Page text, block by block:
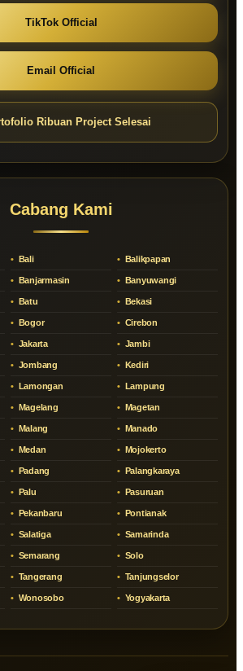
TikTok Official
Email Official
Ribuan Project Selesai
Cabang Kami
Bali Balikpapan
Banjarmasin Banyuwangi
Batu Bekasi
Bogor Cirebon
Jakarta Jambi
Jombang Kediri
Lamongan Lampung
Magelang Magetan
Malang Manado
Medan Mojokerto
Padang Palangkaraya
Palu Pasuruan
Pekanbaru Pontianak
Salatiga Samarinda
Semarang Solo
Tangerang Tanjungselor
Wonosobo Yogyakarta